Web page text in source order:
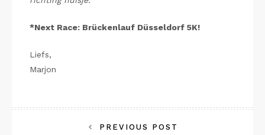
*Next Race: Brückenlauf Düsseldorf 5K!
Liefs,
Marjon
PREVIOUS POST